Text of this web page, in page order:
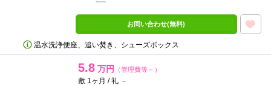
お問い合わせ(無料)
温水洗浄便座、追い焚き、シューズボックス
5.8 万円 （管理費等－）
敷 1ヶ月 / 礼 －